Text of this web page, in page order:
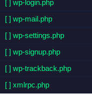
[ ] wp-login.php
[ ] wp-mail.php
[ ] wp-settings.php
[ ] wp-signup.php
[ ] wp-trackback.php
[ ] xmlrpc.php